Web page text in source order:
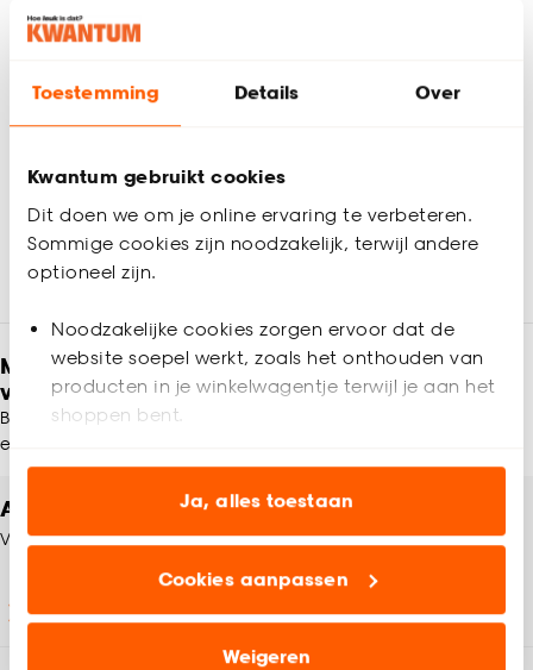
Toestemming Details Over
Kwantum gebruikt cookies
Dit doen we om je online ervaring te verbeteren.
Sommige cookies zijn noodzakelijk, terwijl andere
optioneel zijn.
Noodzakelijke cookies zorgen ervoor dat de
website soepel werkt, zoals het onthouden van
producten in je winkelwagentje terwijl je aan het
shoppen bent.
Analytische cookies (optioneel) helpen ons de
website te verbeteren voor jou en al onze andere
Marketing cookies (optioneel) laten jou
relevante informatie en aanbiedingen zien op
Ja, alles toestaan
Cookies aanpassen
Weigeren
Bijzettafel Rimini Zwart
4.7(
32.50
Binnen 2-3 werkdagen bezorgd
74 )
Binnen 2-3 werkdagen bezorgd
Meld je aan en ontvang € 5,- korting op je
volgende bestelling
Blijf per e-mail op de hoogte van leuke aanbiedingen, inspiratie
en meer!
Altijd een winkel in de buurt
Vind jouw Kwantum winkel
Winkels en openingstijden